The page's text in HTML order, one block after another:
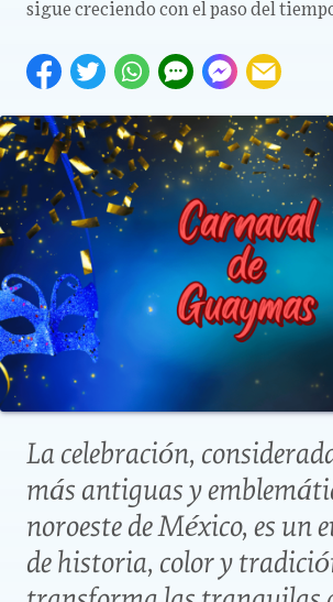
sigue creciendo con el paso del
La celebración,
más antiguas y
noroeste de México, es un
de historia, color y